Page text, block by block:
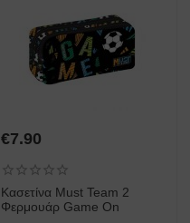
€7.90
Κασετίνα Must Team 2
Φερμουάρ Game On